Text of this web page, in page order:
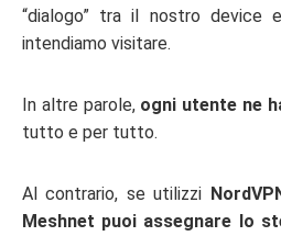
“dialogo” tra il nostro
intendiamo visitare.
In altre parole, ogni utente ne
tutto e per tutto.
Al contrario, se utilizzi
Meshnet puoi assegnare lo